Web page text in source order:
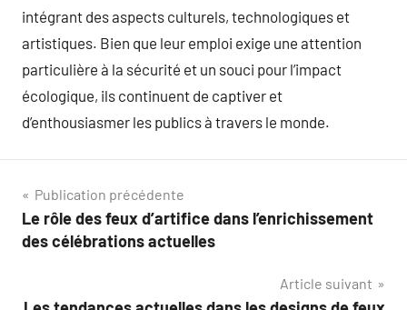
intégrant des aspects culturels, technologiques et
artistiques. Bien que leur emploi exige une attention
particulière à la sécurité et un souci pour l’impact
écologique, ils continuent de captiver et
d’enthousiasmer les publics à travers le monde.
Navigation
de
Publication précédente
Le rôle des feux d’artifice dans l’enrichissement
des célébrations actuelles
Article suivant